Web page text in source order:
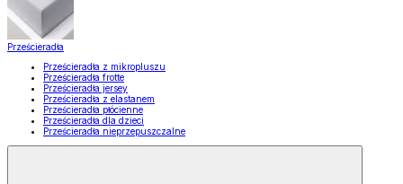
Prześcieradła
Prześcieradła z mikropluszu
Prześcieradła frotte
Prześcieradła jersey
Prześcieradła z elastanem
Prześcieradła płócienne
Prześcieradła dla dzieci
Prześcieradła nieprzepuszczalne